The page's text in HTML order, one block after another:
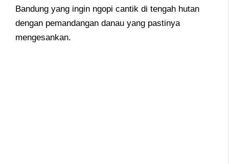
Bandung yang ingin ngopi cantik di tengah hutan
dengan pemandangan danau yang pastinya
mengesankan.